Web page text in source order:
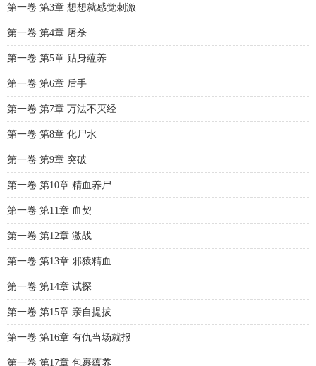
第一卷 第3章 想想就感觉刺激
第一卷 第4章 屠杀
第一卷 第5章 贴身蕴养
第一卷 第6章 后手
第一卷 第7章 万法不灭经
第一卷 第8章 化尸水
第一卷 第9章 突破
第一卷 第10章 精血养尸
第一卷 第11章 血契
第一卷 第12章 激战
第一卷 第13章 邪猿精血
第一卷 第14章 试探
第一卷 第15章 亲自提拔
第一卷 第16章 有仇当场就报
第一卷 第17章 包裹蕴养